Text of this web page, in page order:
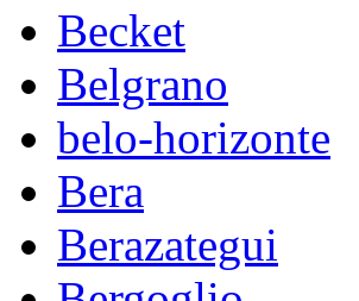
Becket
Belgrano
belo-horizonte
Bera
Berazategui